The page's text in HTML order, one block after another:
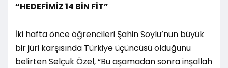
“HEDEFİMİZ 14 BİN FİT”
İki hafta önce öğrencileri Şahin Soylu’nun büyük
bir jüri karşısında Türkiye üçüncüsü olduğunu
belirten Selçuk Özel, “Bu aşamadan sonra inşallah